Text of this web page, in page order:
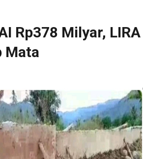
Rp378 Milyar, LIRA
Mata